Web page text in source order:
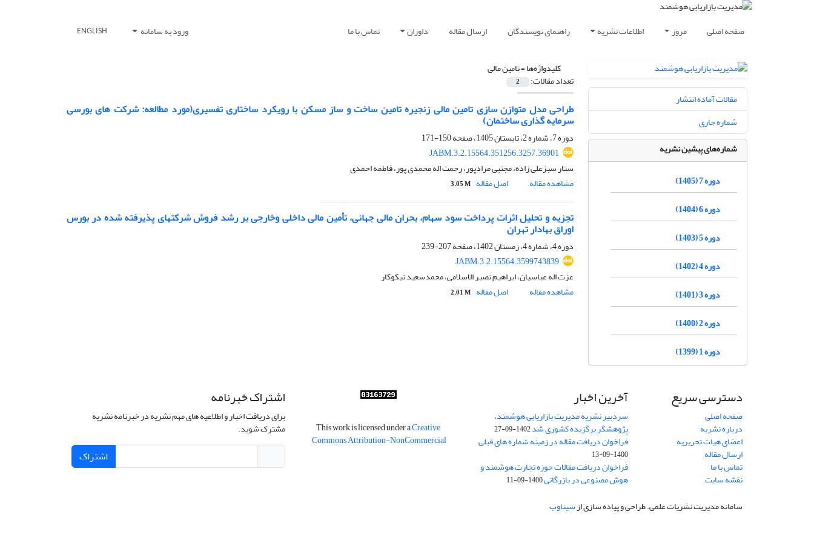
صفحه اصلی مرور اطلاعات نشریه راهنمای نویسندگان ارسال مقاله داوران تماس با ما ورود به سامانه ENGLISH
کلیدواژه‌ها =تامین مالی
تعداد مقالات: 2
طراحی مدل متوازن سازی تامین مالی زنجیره تامین ساخت و ساز مسکن با رویکرد ساختاری تفسیری(مورد مطالعه: شرکت های بورسی
سرمایه گذاری ساختمان)
دوره 7، شماره 2، تابستان 1405، صفحه
150-171
JABM.3.2.15564.351256.3257.36901
ستار سبزعلی زاده، مجتبی مرادپور، رحمت اله محمدی پور، فاطمه احمدی
مشاهده مقاله
اصل مقاله 3.05 M
تجزیه و تحلیل اثرات پرداخت سود سهام، بحران مالی جهانی، تأمین مالی داخلی وخارجی بر رشد فروش شرکتهای پذیرفته شده در بورس
اوراق بهادار تهران
دوره 4، شماره 4، زمستان 1402، صفحه
207-239
JABM.3.2.15564.3599743839
عزت اله عباسیان، ابراهیم نصیر الاسلامی، محمدسعید نیکوکار
مشاهده مقاله
اصل مقاله 2.01 M
مقالات آماده انتشار
شماره جاری
شماره‌های پیشین نشریه
دوره 7 (1405)
دوره 6 (1404)
دوره 5 (1403)
دوره 4 (1402)
دوره 3 (1401)
دوره 2 (1400)
دوره 1 (1399)
دسترسی سریع
صفحه اصلی
درباره نشریه
اعضای هیات تحریریه
ارسال مقاله
تماس با ما
نقشه سایت
آخرین اخبار
سردبیر نشریه مدیریت بازاریابی هوشمند،
پژوهشگر برگزیده کشوری شد1402-09-27
فراخوان دریافت مقاله در زمینه شماره های قبلی
1400-09-13
فراخوان دریافت مقالات حوزه تجارت هوشمند و
هوش مصنوعی در بازرگانی1400-09-11
This work is licensed under aCreative
Commons Attribution-NonCommercial
اشتراک خبرنامه
برای دریافت اخبار و اطلاعیه های مهم نشریه در خبرنامه نشریه
مشترک شوید.
اشتراک
سامانه مدیریت نشریات علمی.طراحی و پیاده سازی ازسیناوب